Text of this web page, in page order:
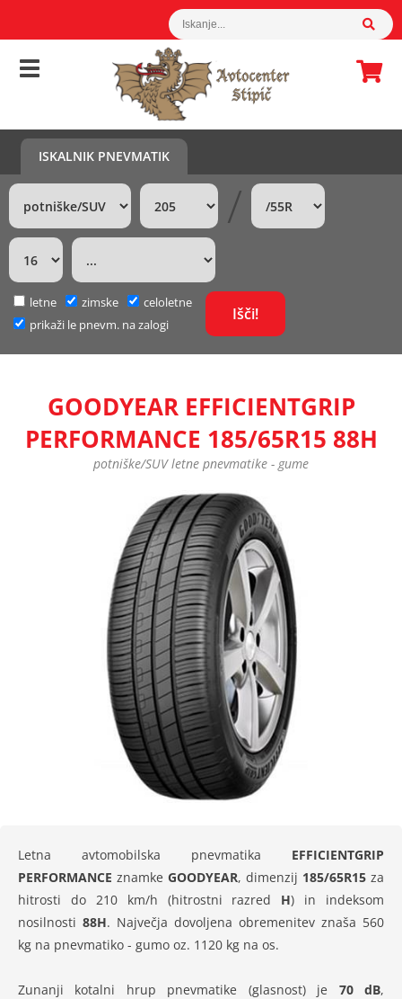
ISKALNIK PNEVMATIK
/
letne zimske
celoletne
prikaži le pnevm. na zalogi
GOODYEAR EFFICIENTGRIP
PERFORMANCE 185/65R15 88H
potniške/SUV letne pnevmatike - gume
Letna avtomobilska pnevmatika EFFICIENTGRIP
PERFORMANCE znamke GOODYEAR, dimenzij 185/65R15 za
hitrosti do 210 km/h (hitrostni razred H) in indeksom
nosilnosti 88H. Največja dovoljena obremenitev znaša 560
kg na pnevmatiko - gumo oz. 1120 kg na os.
Zunanji kotalni hrup pnevmatike (glasnost) je 70 dB,